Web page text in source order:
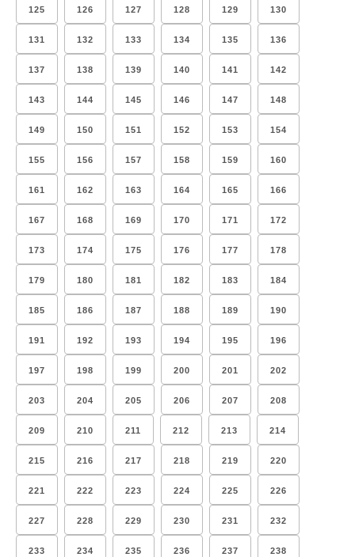
125 126 127 128 129 130
131 132 133 134 135 136
137 138 139 140 141 142
143 144 145 146 147 148
149 150 151 152 153 154
155 156 157 158 159 160
161 162 163 164 165 166
167 168 169 170 171 172
173 174 175 176 177 178
179 180 181 182 183 184
185 186 187 188 189 190
191 192 193 194 195 196
197 198 199 200 201 202
203 204 205 206 207 208
209 210 211 212 213 214
215 216 217 218 219 220
221 222 223 224 225 226
227 228 229 230 231 232
233 234 235 236 237 238